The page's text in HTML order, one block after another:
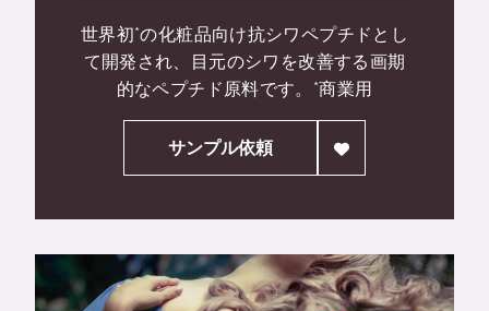
世界初*の化粧品向け抗シワペプチドとし
て開発され、目元のシワを改善する画期
的なペプチド原料です。*商業用
サンプル依頼